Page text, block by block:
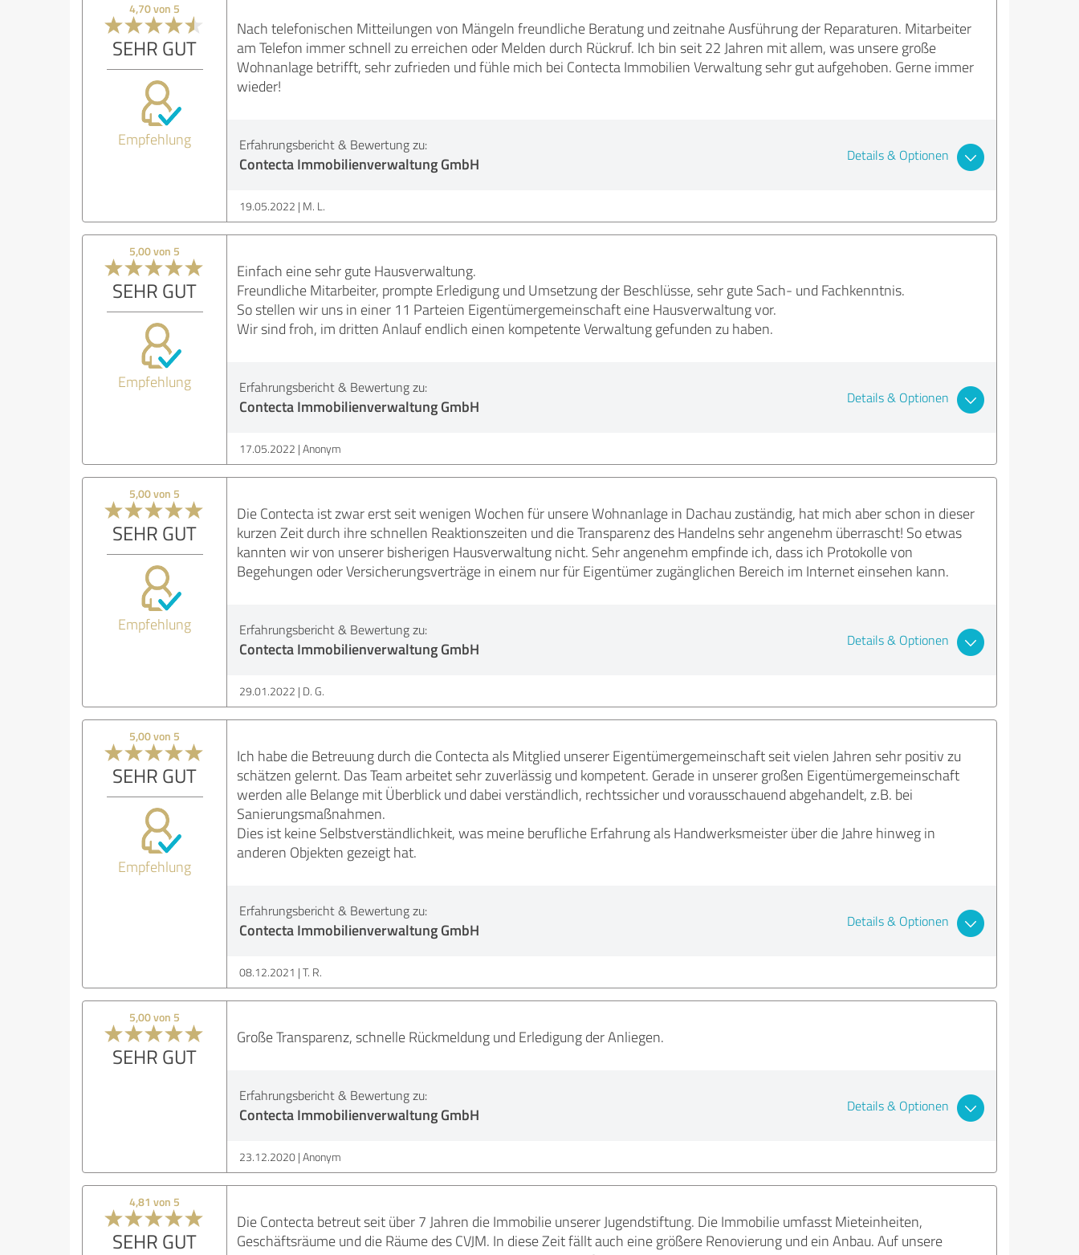
4,70 von 5
SEHR GUT
Empfehlung
Nach telefonischen Mitteilungen von Mängeln freundliche Beratung und zeitnahe Ausführung der Reparaturen. Mitarbeiter
am Telefon immer schnell zu erreichen oder Melden durch Rückruf. Ich bin seit 22 Jahren mit allem, was unsere große
Wohnanlage betrifft, sehr zufrieden und fühle mich bei Contecta Immobilien Verwaltung sehr gut aufgehoben. Gerne immer
wieder!
Erfahrungsbericht & Bewertung zu:
Contecta Immobilienverwaltung GmbH Details & Optionen
19.05.2022 M. L.
5,00 von 5
SEHR GUT
Empfehlung
Einfach eine sehr gute Hausverwaltung.
Freundliche Mitarbeiter, prompte Erledigung und Umsetzung der Beschlüsse, sehr gute Sach- und Fachkenntnis.
So stellen wir uns in einer 11 Parteien Eigentümergemeinschaft eine Hausverwaltung vor.
Wir sind froh, im dritten Anlauf endlich einen kompetente Verwaltung gefunden zu haben.
Erfahrungsbericht & Bewertung zu:
Contecta Immobilienverwaltung GmbH Details & Optionen
17.05.2022 Anonym
5,00 von 5
SEHR GUT
Empfehlung
Die Contecta ist zwar erst seit wenigen Wochen für unsere Wohnanlage in Dachau zuständig, hat mich aber schon in dieser
kurzen Zeit durch ihre schnellen Reaktionszeiten und die Transparenz des Handelns sehr angenehm überrascht! So etwas
kannten wir von unserer bisherigen Hausverwaltung nicht. Sehr angenehm empfinde ich, dass ich Protokolle von
Begehungen oder Versicherungsverträge in einem nur für Eigentümer zugänglichen Bereich im Internet einsehen kann.
Erfahrungsbericht & Bewertung zu:
Contecta Immobilienverwaltung GmbH Details & Optionen
29.01.2022 D. G.
5,00 von 5
SEHR GUT
Empfehlung
Ich habe die Betreuung durch die Contecta als Mitglied unserer Eigentümergemeinschaft seit vielen Jahren sehr positiv zu
schätzen gelernt. Das Team arbeitet sehr zuverlässig und kompetent. Gerade in unserer großen Eigentümergemeinschaft
werden alle Belange mit Überblick und dabei verständlich, rechtssicher und vorausschauend abgehandelt, z.B. bei
Sanierungsmaßnahmen.
Dies ist keine Selbstverständlichkeit, was meine berufliche Erfahrung als Handwerksmeister über die Jahre hinweg in
anderen Objekten gezeigt hat.
Erfahrungsbericht & Bewertung zu:
Contecta Immobilienverwaltung GmbH Details & Optionen
08.12.2021 T. R.
5,00 von 5
SEHR GUT
Große Transparenz, schnelle Rückmeldung und Erledigung der Anliegen.
Erfahrungsbericht & Bewertung zu:
Contecta Immobilienverwaltung GmbH Details & Optionen
23.12.2020 Anonym
4,81 von 5
SEHR GUT
Die Contecta betreut seit über 7 Jahren die Immobilie unserer Jugendstiftung. Die Immobilie umfasst Mieteinheiten,
Geschäftsräume und die Räume des CVJM. In diese Zeit fällt auch eine größere Renovierung und ein Anbau. Auf unsere